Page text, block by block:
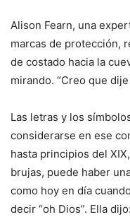
Alison Fearn, una
marcas de protección,
de costado hacia la
mirando. “Creo que
Las letras y los
considerarse en ese
hasta principios del
brujas, puede haber
como hoy en día
decir “oh Dios”. Ella